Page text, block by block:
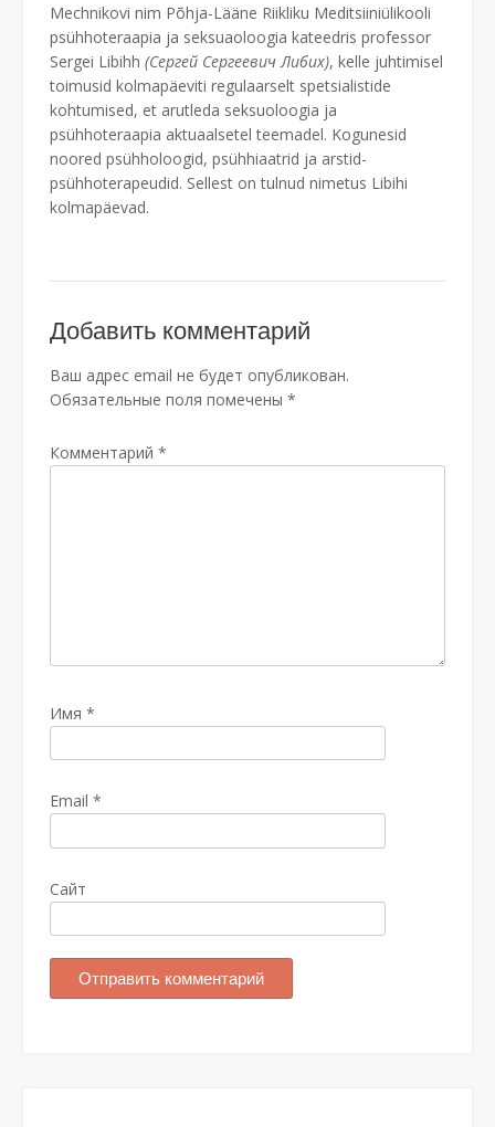
Mechnikovi nim Põhja-Lääne Riikliku Meditsiiniülikooli
psühhoteraapia ja seksuaoloogia kateedris professor
Sergei Libihh (Сергей Сергеевич Либих), kelle juhtimisel
toimusid kolmapäeviti regulaarselt spetsialistide
kohtumised, et arutleda seksuoloogia ja
psühhoteraapia aktuaalsetel teemadel. Kogunesid
noored psühholoogid, psühhiaatrid ja arstid-
psühhoterapeudid. Sellest on tulnud nimetus Libihi
kolmapäevad.
Добавить комментарий
Ваш адрес email не будет опубликован.
Обязательные поля помечены *
Комментарий *
Имя *
Email *
Сайт